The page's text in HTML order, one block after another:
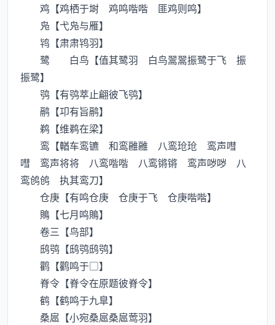
鸡【鸡栖于埘 鸡鸣喈喈 匪鸡则鸣】
凫【弋凫与雁】
鸨【肃肃鸨羽】
鹭 白鸟【值其鹭羽 白鸟翯翯振鹭于飞 振
振鹭】
鸮【有鸮萃止翩彼飞鸮】
鹝【卭有旨鹝】
鹈【维鹈在梁】
鸾【輶车鸾镳 和鸾雝雝 八鸾玱玱 鸾声嘒
嘒 鸾声将将 八鸾喈喈 八鸾锵锵 鸾声哕哕 八
鸾鸧鸧 执其鸾刀】
仓庚【有鸣仓庚 仓庚于飞 仓庚喈喈】
鵙【七月鸣鵙】
卷三【鸟部】
鸱鸮【鸱鸮鸱鸮】
鹳【鹳鸣于□】
脊令【脊令在原题彼脊令】
鹤【鹤鸣于九臯】
桑扈【小宛桑扈桑扈莺羽】